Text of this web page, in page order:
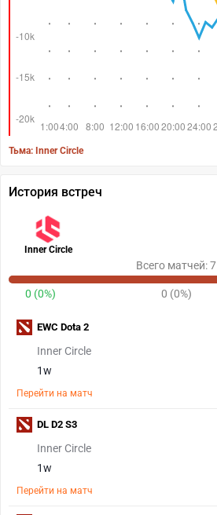
Тьма: Inner Circle
История встреч
Inner Circle
Всего матчей: 7
0 (0%) 0 (0%)
Inner Circle
1w
Перейти на матч
EWC Dota 2
Inner Circle
1w
Перейти на матч
DL D2 S3